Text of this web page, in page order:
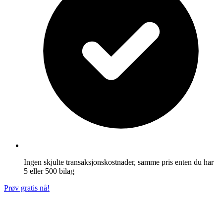
Ingen skjulte transaksjonskostnader, samme pris enten du har
5 eller 500 bilag
Prøv gratis nå!